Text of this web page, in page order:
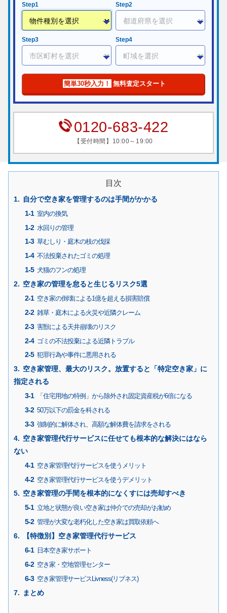
Step1 Step2
Step3 Step4
簡単30秒入力！ 無料査定スタート
0120-683-422
【受付時間】10:00～19:00
目次
自分で空き家を管理するのは手間がかかる
室内の換気
水回りの管理
草むしり・庭木の枝の伐採
不法投棄されたゴミの処理
犬猫のフンの処理
空き家の管理を怠ると生じるリスク5選
空き家の倒壊による1億を超える損害賠償
雑草・庭木による火災や近隣クレーム
害獣による天井崩壊のリスク
ゴミの不法投棄による近隣トラブル
犯罪行為や事件に悪用される
空き家管理、最大のリスク。放置すると「特定空き家」に
指定される
「住宅用地の特例」から除外され固定資産税が6倍になる
50万以下の罰金を科される
強制的に解体され、高額な解体費を請求をされる
空き家管理代行サービスに任せても根本的な解決にはなら
ない
空き家管理代行サービスを使うメリット
空き家管理代行サービスを使うデメリット
空き家管理の手間を根本的になくすには売却すべき
立地と状態が良い空き家は仲介での売却がお勧め
管理が大変な老朽化した空き家は買取依頼へ
【特徴別】空き家管理代行サービス
日本空き家サポート
空き家・空地管理センター
空き家管理サービスLivness(リブネス)
まとめ